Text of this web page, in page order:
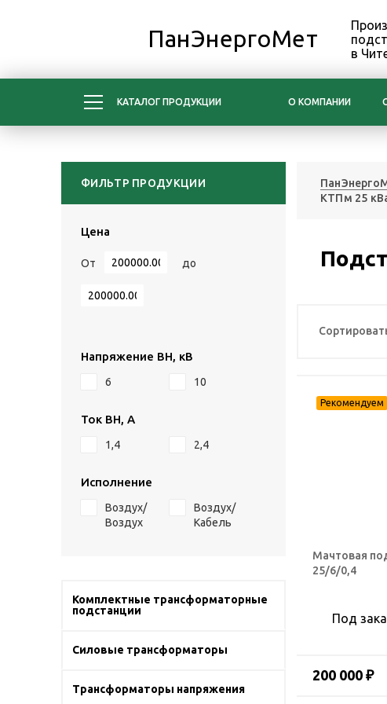
ПанЭнергоМет
в
КАТАЛОГ ПРОДУКЦИИ О КОМПАНИИ
ФИЛЬТР ПРОДУКЦИИ
Цена
От до
Напряжение ВН, кВ
6 10
Ток ВН, А
1,4 2,4
Исполнение
Воздух/
Воздух
Воздух/
Кабель
Комплектные трансформаторные
подстанции
Силовые трансформаторы
Трансформаторы напряжения
КТПм 25
Мачтовая
25/6/0,4
Под
200 000 ₽